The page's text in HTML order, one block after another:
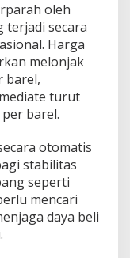
oleh
terjadi secara
Harga
melonjak
barel,
turut
barel.
otomatis
stabilitas
seperti
mencari
daya beli